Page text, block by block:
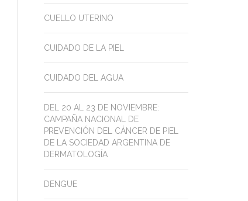
CUELLO UTERINO
CUIDADO DE LA PIEL
CUIDADO DEL AGUA
DEL 20 AL 23 DE NOVIEMBRE:
CAMPAÑA NACIONAL DE
PREVENCIÓN DEL CÁNCER DE PIEL
DE LA SOCIEDAD ARGENTINA DE
DERMATOLOGÍA
DENGUE